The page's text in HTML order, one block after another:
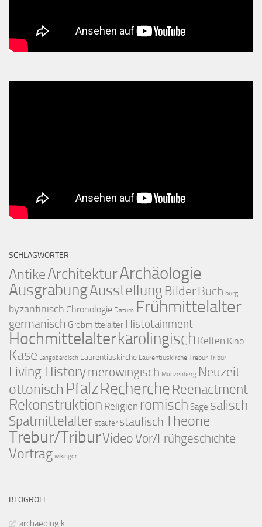
SCHLAGWÖRTER
AntikeArchitekturArchäologie
AusgrabungAusstellungBilder Buch burg
byzantinisch Chronologie Datum Frühmittelalter
germanisch Grobmittelalter Histotainment
Hochmittelalterkarolingisch Kelten Kino
Käse Langobardisch Laurentiuskirche Laurentiuskirche Trebur Tribur
Living Historymerowingisch Münzenberg Neuzeit
ottonisch PfalzRecherche Reenactment
Rekonstruktion Religion römisch Sage salisch
Spätmittelalter staufer staufischTheorie
Trebur/TriburVideoVor/Frühgeschichte
Vortrag wikinger
BLOGROLL
archaeologik